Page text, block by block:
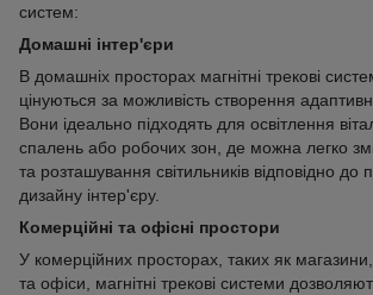
систем:
Домашні інтер'єри
В домашніх просторах магнітні трекові
цінуються за можливість створення
Вони ідеально підходять для освітлення
спалень або робочих зон, де можна легко
та розташування світильників відповідно до
дизайну інтер'єру.
Комерційні та офісні простори
У комерційних просторах, таких як
та офіси, магнітні трекові системи